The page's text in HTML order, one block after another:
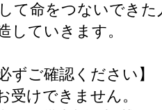
て命をつないでき
していきます。
ずご確認ください】
受けできません。